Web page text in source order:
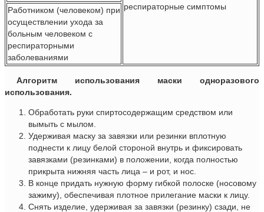
респираторные симптомы
Работником (человеком) при
осуществлении ухода за
больным человеком с
респираторными
заболеваниями
Алгоритм использования маски одноразового
использования.
Обработать руки спиртосодержащим средством или
вымыть с мылом.
Удерживая маску за завязки или резинки вплотную
поднести к лицу белой стороной внутрь и фиксировать
завязками (резинками) в положении, когда полностью
прикрыта нижняя часть лица – и рот, и нос.
В конце придать нужную форму гибкой полоске (носовому
зажиму), обеспечивая плотное прилегание маски к лицу.
Снять изделие, удерживая за завязки (резинку) сзади, не